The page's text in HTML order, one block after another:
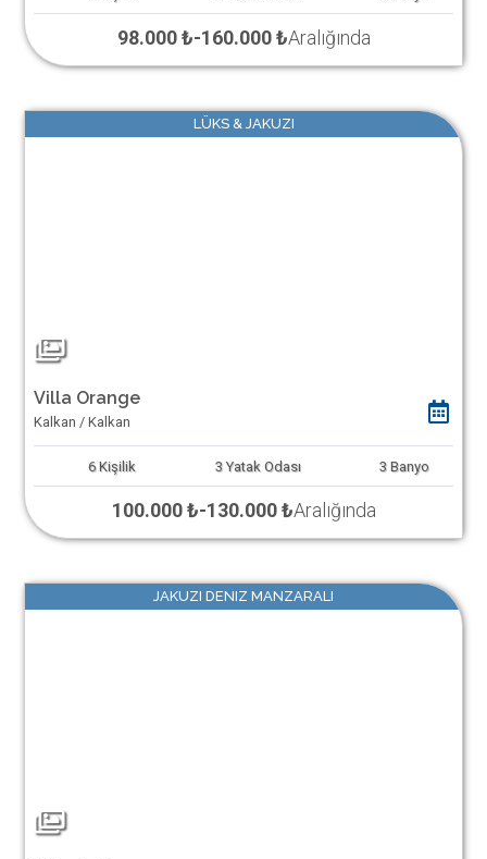
98.000 ₺-160.000 ₺Aralığında
LÜKS & JAKUZI
Villa Orange
Kalkan / Kalkan
6 Kişilik 3 Yatak Odası 3 Banyo
100.000 ₺-130.000 ₺Aralığında
JAKUZI DENIZ MANZARALI